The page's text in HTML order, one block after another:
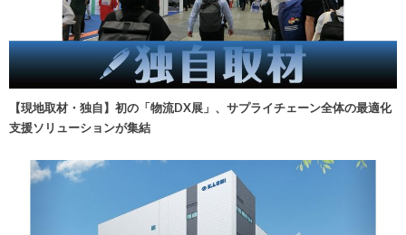
【現地取材・独自】初の「物流DX展」、サプライチェーン全体の最適化
支援ソリューションが集結